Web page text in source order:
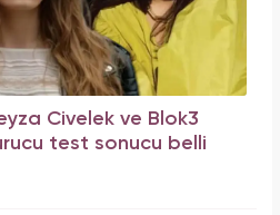
Civelek ve Blok3
test sonucu belli